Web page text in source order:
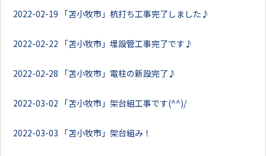
2022-02-19 「苫小牧市」杭打ち工事完了しました♪
2022-02-22 「苫小牧市」埋設管工事完了です♪
2022-02-28 「苫小牧市」電柱の新設完了♪
2022-03-02 「苫小牧市」架台組工事です(^^)/
2022-03-03 「苫小牧市」架台組み！